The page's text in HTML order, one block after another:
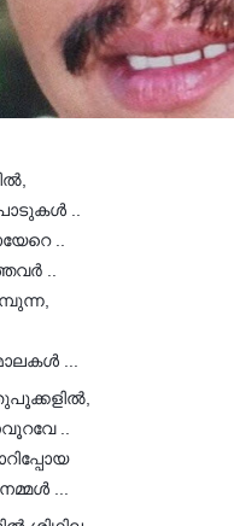
..
..
..
...
..
...